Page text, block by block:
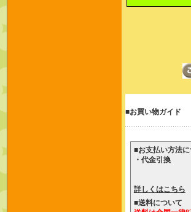
■お買い物ガイド
■お支払い方法に
・代金引換
詳しくはこちら
■送料について